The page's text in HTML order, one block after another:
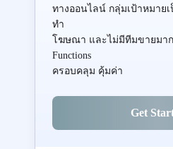
ทางออนไลน์ กลุ่มเป้าหมาย
ทำ
โฆษณา และไม่มีทีมขายมาก
Functions
ครอบคลุม คุ้มค่า
Get